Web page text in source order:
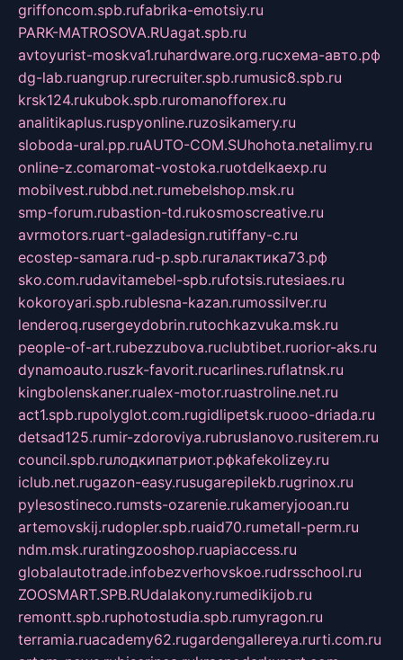
griffoncom.spb.rufabrika-emotsiy.ru
PARK-MATROSOVA.RUagat.spb.ru
avtoyurist-moskva1.ruhardware.org.ruсхема-авто.рф
dg-lab.ruangrup.rurecruiter.spb.rumusic8.spb.ru
krsk124.rukubok.spb.ruromanofforex.ru
analitikaplus.ruspyonline.ruzosikamery.ru
sloboda-ural.pp.ruAUTO-COM.SUhohota.netalimy.ru
online-z.comaromat-vostoka.ruotdelkaexp.ru
mobilvest.rubbd.net.rumebelshop.msk.ru
smp-forum.rubastion-td.rukosmoscreative.ru
avrmotors.ruart-galadesign.rutiffany-c.ru
ecostep-samara.rud-p.spb.ruгалактика73.рф
sko.com.rudavitamebel-spb.rufotsis.rutesiaes.ru
kokoroyari.spb.rublesna-kazan.rumossilver.ru
lenderoq.rusergeydobrin.rutochkazvuka.msk.ru
people-of-art.rubezzubova.ruclubtibet.ruorior-aks.ru
dynamoauto.ruszk-favorit.rucarlines.ruflatnsk.ru
kingbolenskaner.rualex-motor.ruastroline.net.ru
act1.spb.rupolyglot.com.rugidlipetsk.ruooo-driada.ru
detsad125.rumir-zdoroviya.rubruslanovo.rusiterem.ru
council.spb.ruлодкипатриот.рфkafekolizey.ru
iclub.net.rugazon-easy.rusugarepilekb.rugrinox.ru
pylesostineco.rumsts-ozarenie.rukameryjooan.ru
artemovskij.rudopler.spb.ruaid70.rumetall-perm.ru
ndm.msk.ruratingzooshop.ruapiaccess.ru
globalautotrade.infobezverhovskoe.rudrsschool.ru
ZOOSMART.SPB.RUdalakony.rumedikijob.ru
remontt.spb.ruphotostudia.spb.rumyragon.ru
terramia.ruacademy62.rugardengallereya.rurti.com.ru